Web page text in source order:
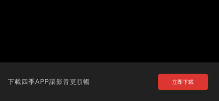
下載四季APP讓影音更順暢 立即下載